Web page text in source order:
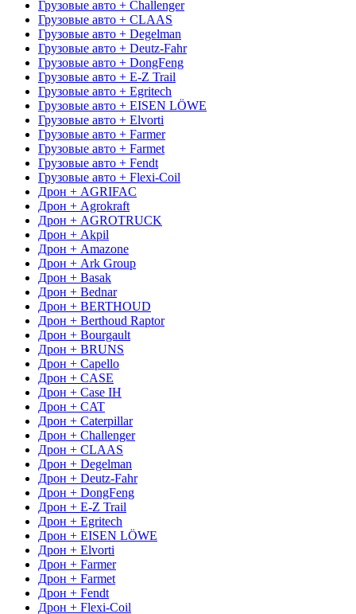
Грузовые авто + Challenger
Грузовые авто + CLAAS
Грузовые авто + Degelman
Грузовые авто + Deutz-Fahr
Грузовые авто + DongFeng
Грузовые авто + E-Z Trail
Грузовые авто + Egritech
Грузовые авто + EISEN LÖWE
Грузовые авто + Elvorti
Грузовые авто + Farmer
Грузовые авто + Farmet
Грузовые авто + Fendt
Грузовые авто + Flexi-Coil
Дрон + AGRIFAC
Дрон + Agrokraft
Дрон + AGROTRUCK
Дрон + Akpil
Дрон + Amazone
Дрон + Ark Group
Дрон + Basak
Дрон + Bednar
Дрон + BERTHOUD
Дрон + Berthoud Raptor
Дрон + Bourgault
Дрон + BRUNS
Дрон + Capello
Дрон + CASE
Дрон + Case IH
Дрон + CAT
Дрон + Caterpillar
Дрон + Challenger
Дрон + CLAAS
Дрон + Degelman
Дрон + Deutz-Fahr
Дрон + DongFeng
Дрон + E-Z Trail
Дрон + Egritech
Дрон + EISEN LÖWE
Дрон + Elvorti
Дрон + Farmer
Дрон + Farmet
Дрон + Fendt
Дрон + Flexi-Coil